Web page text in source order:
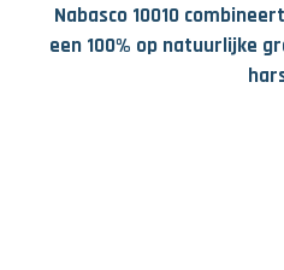
Nabasco 10010
een 100% op natuurlijke